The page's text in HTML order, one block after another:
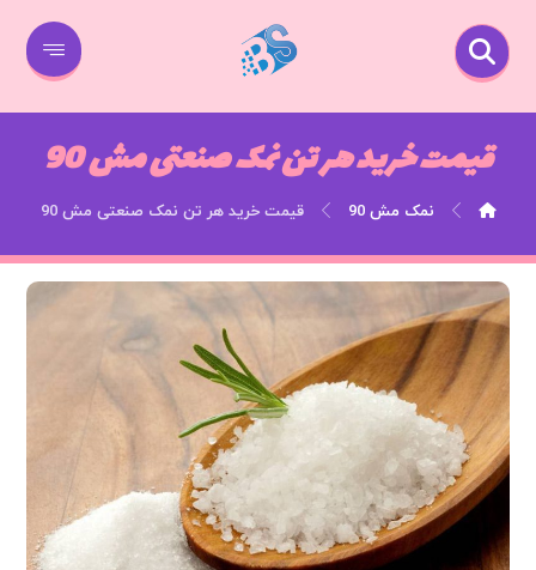
قیمت خرید هر تن نمک صنعتی مش 90
نمک مش 90 قیمت خرید هر تن نمک صنعتی مش 90